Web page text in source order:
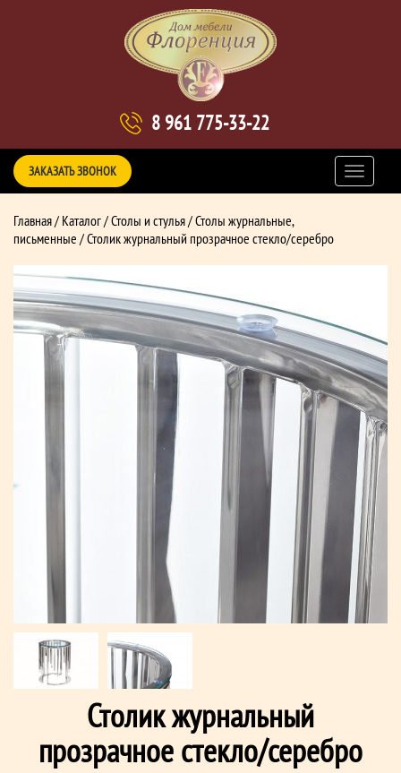
8 961 775-33-22
ЗАКАЗАТЬ ЗВОНОК
Главная/ Каталог/Столы и стулья/Столы журнальные,
письменные / Столик журнальный прозрачное стекло/серебро
Столик журнальный
прозрачное стекло/серебро